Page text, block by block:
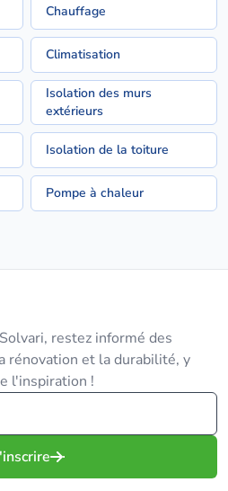
Chauffage
Climatisation
Isolation des murs
extérieurs
Isolation de la toiture
Pompe à chaleur
restez informé des
rénovation et la durabilité, y
l'inspiration !